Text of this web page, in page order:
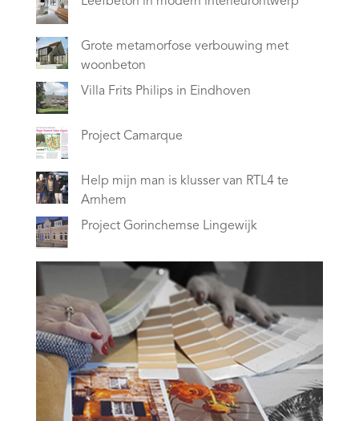
Grote metamorfose verbouwing met
woonbeton
Villa Frits Philips in Eindhoven
Project Camarque
Help mijn man is klusser van RTL4 te
Arnhem
Project Gorinchemse Lingewijk